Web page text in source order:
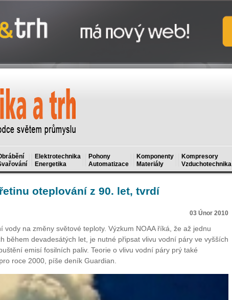
Elektrotechnika
Energetika
Pohony
Automatizace
Komponenty
Materiály
Kompresory
Vzduchotechnika
oteplování z 90. let, tvrdí
03 Únor 2010
vody na změny světové teploty. Výzkum NOAA říká, že až jednu
během devadesátých let, je nutné připsat vlivu vodní páry ve vyšších
emisí fosilních paliv. Teorie o vlivu vodní páry prý také
roce 2000, píše deník Guardian.